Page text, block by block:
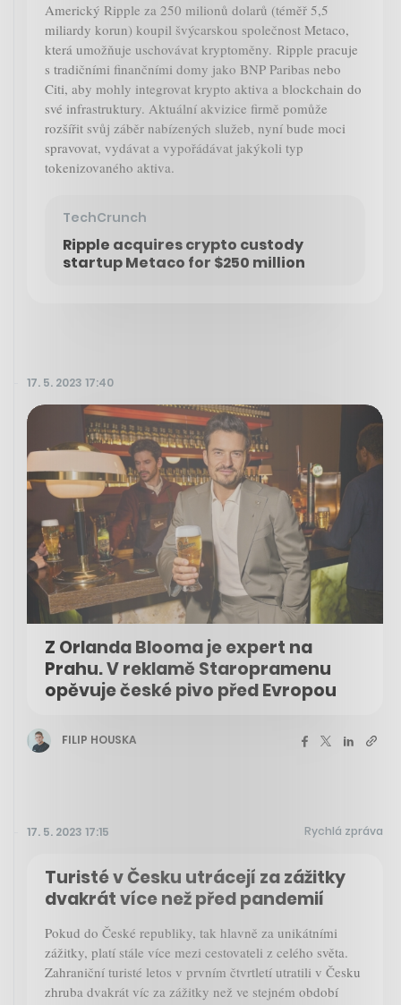
Americký Ripple za 250 milionů dolarů (téměř 5,5
miliardy korun) koupil švýcarskou společnost Metaco,
která umožňuje uschovávat kryptoměny. Ripple pracuje
s tradičními finančními domy jako BNP Paribas nebo
Citi, aby mohly integrovat krypto aktiva a blockchain do
své infrastruktury. Aktuální akvizice firmě pomůže
rozšířit svůj záběr nabízených služeb, nyní bude moci
spravovat, vydávat a vypořádávat jakýkoli typ
tokenizovaného aktiva.
TechCrunch
Ripple acquires crypto custody
startup Metaco for $250 million
17. 5. 2023 17:40
Z Orlanda Blooma je expert na
Prahu. V reklamě Staropramenu
opěvuje české pivo před Evropou
FILIP HOUSKA
17. 5. 2023 17:15 Rychlá zpráva
Turisté v Česku utrácejí za zážitky
dvakrát více než před pandemií
Pokud do České republiky, tak hlavně za unikátními
zážitky, platí stále více mezi cestovateli z celého světa.
Zahraniční turisté letos v prvním čtvrtletí utratili v Česku
zhruba dvakrát víc za zážitky než ve stejném období